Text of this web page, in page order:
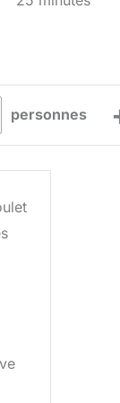
personnes